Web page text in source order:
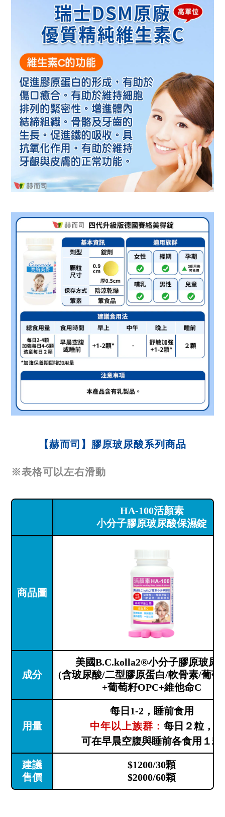
【赫而司】膠原玻尿酸系列商品
※表格可以左右滑動
HA-100活顏素
小分子膠原玻尿酸保濕錠
商品圖
成分
美國B.C.kolla2®小分子膠原玻尿
(含玻尿酸/二型膠原蛋白/軟骨素/葡萄
+葡萄籽OPC+維他命C
用量
每日1-2，睡前食用
中年以上族群： 每日２粒，
可在早晨空腹與睡前各食用１粒
建議
售價
$1200/30顆
$2000/60顆